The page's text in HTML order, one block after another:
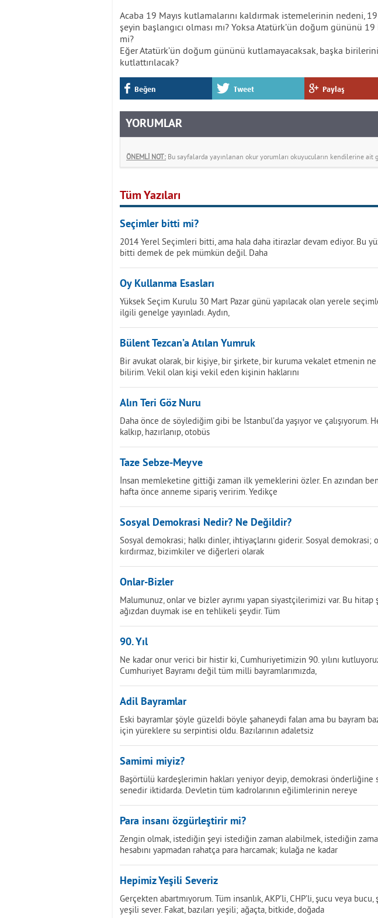
Acaba 19 Mayıs kutlamalarını kaldırmak istemelerinin nedeni, 19
şeyin başlangıcı olması mı? Yoksa Atatürk’ün doğum gününü
mi?
Eğer Atatürk’ün doğum gününü kutlamayacaksak, başka
kutlattırılacak?
Beğen Tweet Paylaş
YORUMLAR
ÖNEMLİ NOT: Bu sayfalarda yayınlanan okur yorumları okuyucuların kendilerine ait
Tüm Yazıları
Seçimler bitti mi?
2014 Yerel Seçimleri bitti, ama hala daha itirazlar devam ediyor. Bu
bitti demek de pek mümkün değil. Daha
Oy Kullanma Esasları
Yüksek Seçim Kurulu 30 Mart Pazar günü yapılacak olan yerele
ilgili genelge yayınladı. Aydın,
Bülent Tezcan’a Atılan Yumruk
Bir avukat olarak, bir kişiye, bir şirkete, bir kuruma vekalet etmenin
bilirim. Vekil olan kişi vekil eden kişinin haklarını
Alın Teri Göz Nuru
Daha önce de söylediğim gibi be İstanbul’da yaşıyor ve çalışıyorum.
kalkıp, hazırlanıp, otobüs
Taze Sebze-Meyve
İnsan memleketine gittiği zaman ilk yemeklerini özler. En azından
hafta önce anneme sipariş veririm. Yedikçe
Sosyal Demokrasi Nedir? Ne Değildir?
Sosyal demokrasi; halkı dinler, ihtiyaçlarını giderir. Sosyal demokrasi;
kırdırmaz, bizimkiler ve diğerleri olarak
Onlar-Bizler
Malumunuz, onlar ve bizler ayrımı yapan siyastçilerimizi var. Bu
ağızdan duymak ise en tehlikeli şeydir. Tüm
90. Yıl
Ne kadar onur verici bir histir ki, Cumhuriyetimizin 90. yılını
Cumhuriyet Bayramı değil tüm milli bayramlarımızda,
Adil Bayramlar
Eski bayramlar şöyle güzeldi böyle şahaneydi falan ama bu bayram
için yüreklere su serpintisi oldu. Bazılarının adaletsiz
Samimi miyiz?
Başörtülü kardeşlerimin hakları yeniyor deyip, demokrasi önderliğine
senedir iktidarda. Devletin tüm kadrolarının eğilimlerinin nereye
Para insanı özgürleştirir mi?
Zengin olmak, istediğin şeyi istediğin zaman alabilmek, istediğin
hesabını yapmadan rahatça para harcamak; kulağa ne kadar
Hepimiz Yeşili Severiz
Gerçekten abartmıyorum. Tüm insanlık, AKP’li, CHP’li, şucu veya
yeşili sever. Fakat, bazıları yeşili; ağaçta, bitkide, doğada